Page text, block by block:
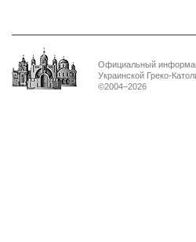
Официальный
Украинской Греко-
©2004–2026